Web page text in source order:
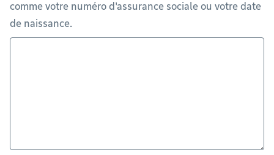
comme votre numéro d'assurance sociale ou votre date
de naissance.